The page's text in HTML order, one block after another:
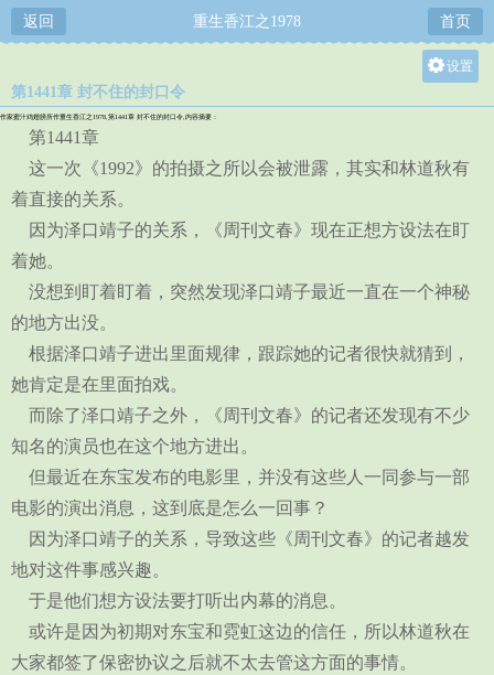
返回 重生香江之1978 首页
设置
中
第1441章 封不住的封口令
作家蜜汁鸡翅膀所作重生香江之1978,第1441章 封不住的封口令,内容摘要：
第1441章
这一次《1992》的拍摄之所以会被泄露，其实和林道秋有
着直接的关系。
因为泽口靖子的关系，《周刊文春》现在正想方设法在盯
着她。
没想到盯着盯着，突然发现泽口靖子最近一直在一个神秘
的地方出没。
根据泽口靖子进出里面规律，跟踪她的记者很快就猜到，
她肯定是在里面拍戏。
而除了泽口靖子之外，《周刊文春》的记者还发现有不少
知名的演员也在这个地方进出。
但最近在东宝发布的电影里，并没有这些人一同参与一部
电影的演出消息，这到底是怎么一回事？
因为泽口靖子的关系，导致这些《周刊文春》的记者越发
地对这件事感兴趣。
于是他们想方设法要打听出内幕的消息。
或许是因为初期对东宝和霓虹这边的信任，所以林道秋在
大家都签了保密协议之后就不太去管这方面的事情。